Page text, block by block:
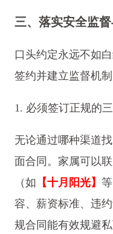
三、落实安全监
口头约定永远不如
签约并建立监督机
1. 必须签订正规的
无论通过哪种渠道
面合同。家属可以
（如 【十月阳光】
容、薪资标准、违
规合同能有效规避